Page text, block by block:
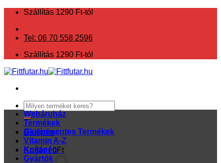
Skip
content
Szállítás 1290 Ft-tól
Tel: 06 70 558 2596
Szállítás 1290 Ft-tól
Keresés
a
következőre:
Belépés
Kosár /0Ft
Webáruház
Termékek
Gluténmentes Termékek
Vitamin A-Z
Kollagén
Gyártók